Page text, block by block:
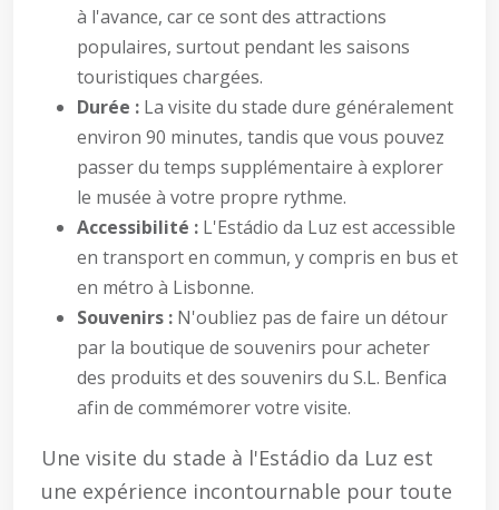
à l'avance, car ce sont des attractions
populaires, surtout pendant les saisons
touristiques chargées.
Durée : La visite du stade dure généralement
environ 90 minutes, tandis que vous pouvez
passer du temps supplémentaire à explorer
le musée à votre propre rythme.
Accessibilité : L'Estádio da Luz est accessible
en transport en commun, y compris en bus et
en métro à Lisbonne.
Souvenirs : N'oubliez pas de faire un détour
par la boutique de souvenirs pour acheter
des produits et des souvenirs du S.L. Benfica
afin de commémorer votre visite.
Une visite du stade à l'Estádio da Luz est
une expérience incontournable pour toute